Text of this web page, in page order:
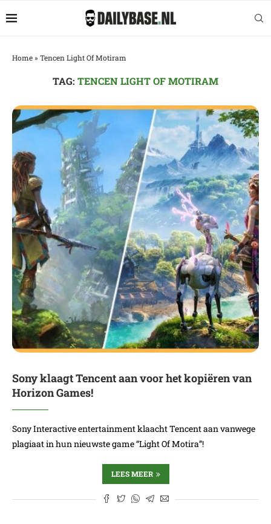
Home» Tencen Light Of Motiram
TAG: TENCEN LIGHT OF MOTIRAM
Sony klaagt Tencent aan voor het kopiëren van
Horizon Games!
Sony Interactive entertainment klaacht Tencent aan vanwege
plagiaat in hun nieuwste game “Light Of Motira”!
LEES MEER